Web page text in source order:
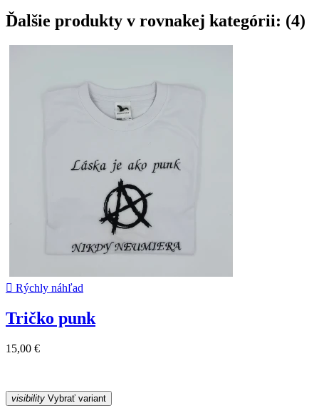
Ďalšie produkty v rovnakej kategórii: (4)
 Rýchly náhľad
Tričko punk
15,00 €
visibility Vybrať variant